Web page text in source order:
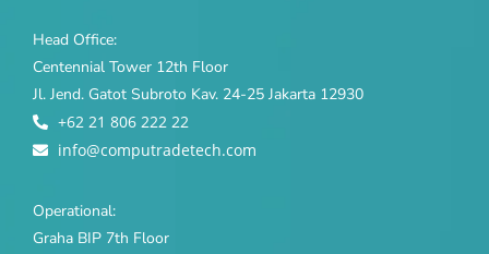
Head Office:
Centennial Tower 12th Floor
Jl. Jend. Gatot Subroto Kav. 24-25 Jakarta 12930
+62 21 806 222 22
info@computradetech.com
Operational:
Graha BIP 7th Floor